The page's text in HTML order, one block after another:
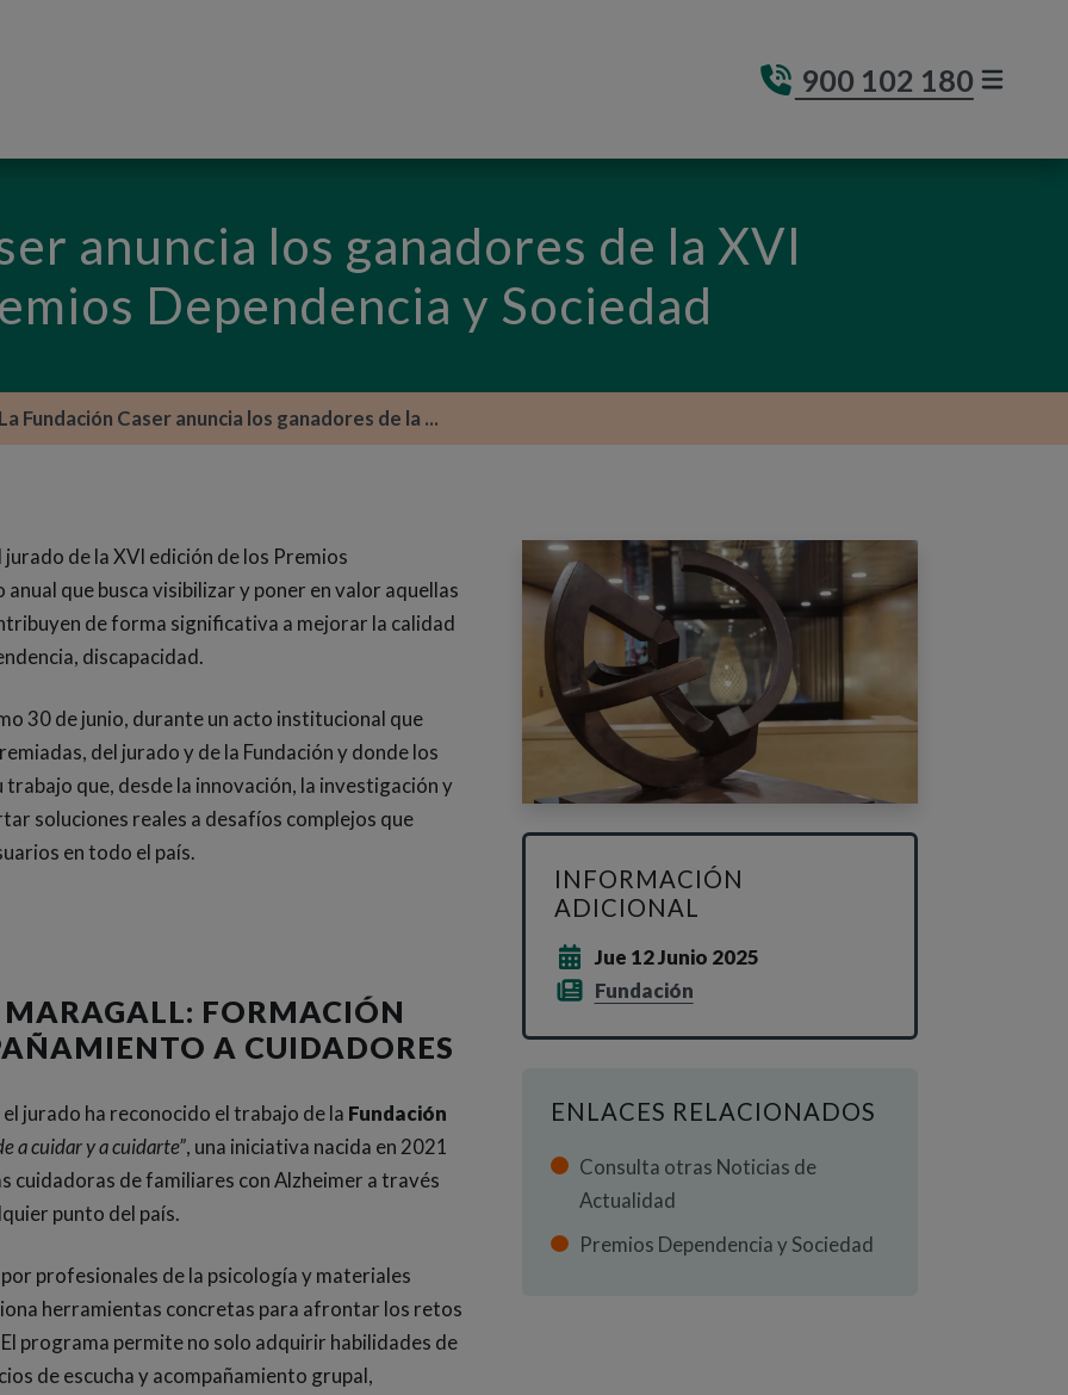
900 102 180
anuncia los ganadores de la XVI
Dependencia y Sociedad
La Fundación Caser anuncia los ganadores de la ...
de la XVI edición de los Premios
que busca visibilizar y poner en valor aquellas
de forma significativa a mejorar la calidad
discapacidad.
30 de junio, durante un acto institucional que
del jurado y de la Fundación y donde los
que, desde la innovación, la investigación y
soluciones reales a desafíos complejos que
en todo el país.
FORMACIÓN
A CUIDADORES
el jurado ha reconocido el trabajo de la Fundación
a cuidar y a cuidarte”, una iniciativa nacida en 2021
cuidadoras de familiares con Alzheimer a través
punto del país.
profesionales de la psicología y materiales
herramientas concretas para afrontar los retos
programa permite no solo adquirir habilidades de
de escucha y acompañamiento grupal,
INFORMACIÓN
ADICIONAL
Jue 12 Junio 2025
Fundación
ENLACES RELACIONADOS
Consulta otras Noticias de
Actualidad
Premios Dependencia y Sociedad